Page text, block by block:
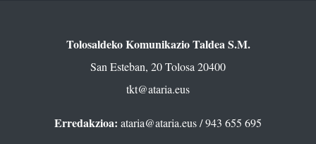
Tolosaldeko Komunikazio Taldea S.M.
San Esteban, 20 Tolosa 20400
tkt@ataria.eus
Erredakzioa: ataria@ataria.eus/ 943 655 695